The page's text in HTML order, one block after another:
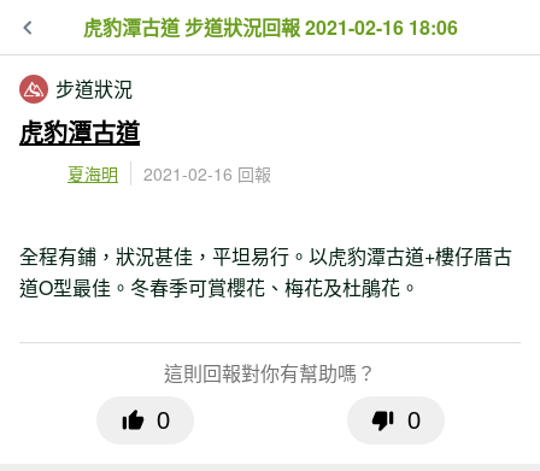
虎豹潭古道 步道狀況回報 2021-02-16 18:06
步道狀況
虎豹潭古道
夏海明 2021-02-16 回報
全程有鋪，狀況甚佳，平坦易行。以虎豹潭古道+樓仔厝古
道O型最佳。冬春季可賞櫻花、梅花及杜鵑花。
這則回報對你有幫助嗎？
0 0